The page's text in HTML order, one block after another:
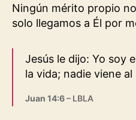
Ningún mérito propio
solo llegamos a Él por
Jesús le dijo: Yo soy
la vida; nadie viene
Juan 14:6– LBLA